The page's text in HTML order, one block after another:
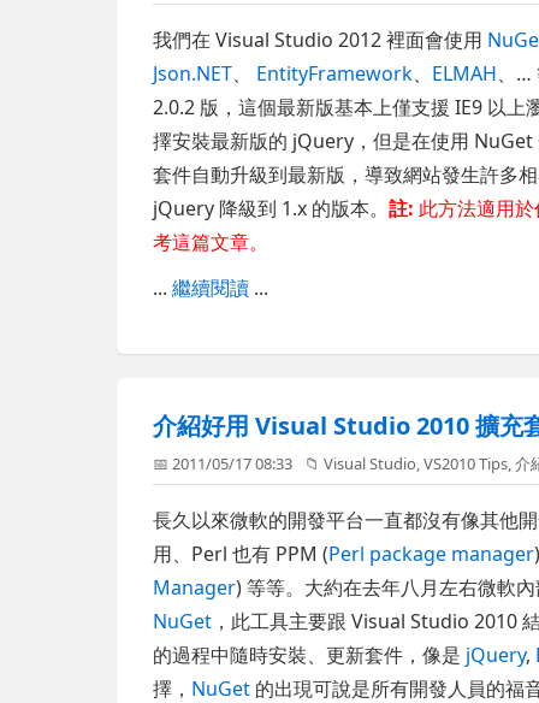
我們在 Visual Studio 2012 裡面會使用
Json.NET、 EntityFramework、 ELMAH、…
2.0.2 版，這個最新版基本上僅支援 IE9 以上
擇安裝最新版的 jQuery，但是在使用
套件自動升級到最新版，導致網站發生許多
jQuery 降級到 1.x 的版本。註: 此方法適用
考這篇文章。
...繼續閱讀 ...
介紹好用 Visual Studio 2010 擴充
📅 2011/05/17 08:33 📁Visual Studio,VS2010 Tips,介
長久以來微軟的開發平台一直都沒有像其他
用、Perl 也有 PPM (Perl package manager
Manager) 等等。大約在去年八月左右微軟
NuGet ，此工具主要跟 Visual Studio 2010
的過程中隨時安裝、更新套件，像是 jQuery,
擇， NuGet 的出現可說是所有開發人員的福